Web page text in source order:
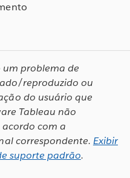
problema de
reproduzido ou
do usuário que
Tableau não
com a
correspondente. Exibir
suporte padrão.